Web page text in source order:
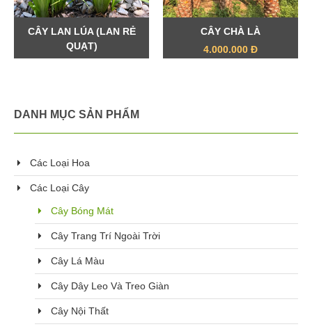
CÂY LAN LÚA (LAN RẺ
QUẠT)
CÂY CHÀ LÀ
4.000.000 Đ
DANH MỤC SẢN PHẨM
Các Loại Hoa
Các Loại Cây
Cây Bóng Mát
Cây Trang Trí Ngoài Trời
Cây Lá Màu
Cây Dây Leo Và Treo Giàn
Cây Nội Thất